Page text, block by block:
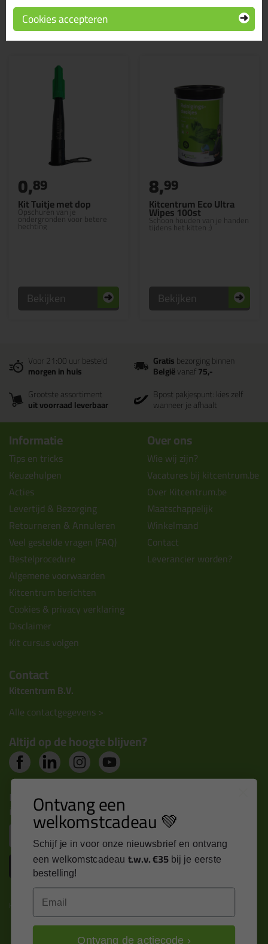
Gerelateerde producten
Kit Tuitje met dop
Opschuren van je
ondergronden voor betere
hechting
0,89
Bekijken
Kitcentrum Eco Ultra
Wipes 100st
Schoon houden van je handen
tijdens het kitten ;)
8,99
Bekijken
Voor 21:00 uur besteld
morgen in huis
Gratisbezorging binnen
Belgiëvanaf75,-
Grootste assortiment
uit voorraad leverbaar
Bpost pakjespunt: kies zelf
wanneer je afhaalt
Informatie
Tips en tricks
Keuzehulpen
Acties
Levertijd & Bezorging
Retourneren & Annuleren
Veel gestelde vragen (FAQ)
Bestelprocedure
Algemene voorwaarden
Kitcentrum berichten
Cookies & privacy verklaring
Disclaimer
Kit cursus volgen
Over ons
Wie wij zijn?
Vacatures bij kitcentrum.be
Over Kitcentrum.be
Maatschappelijk
Winkelmand
Contact
Leverancier worden?
Contact
Kitcentrum B.V.
Alle contactgegevens >
Altijd op de hoogte blijven?
Nieuws, tips en exclusieve deals rechtstreeks in je
inbox
Inschrijven
Kitcentrum is trots op:
Cookies accepteren
Ontvang een
welkomstcadeau 💚
Schijf je in voor onze nieuwsbrief en ontvang
een welkomstcadeau t.w.v. €35 bij je eerste
bestelling!
Email
Ontvang de actiecode ›